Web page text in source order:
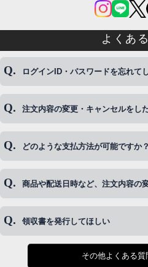
よくあ
ログインID・パスワードを忘れて
◆下記ページより、ログインIDの変
注文内容の変更・キャンセルをし
◆即日発送を行なっている関係上
※発送後、発送準備が完了しお手
どのような支払方法が可能ですか？
◆代金引換・クレジットカード・
商品や配送日時など、注文内容の
◆商品発送前の変更は承っておりま
さい。
領収書を発行してほしい
◆領収書はご希望頂いた場合のみ発
その他よくある